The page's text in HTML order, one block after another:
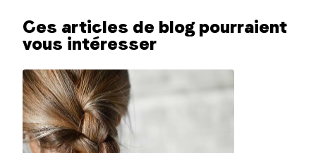
Ces articles de blog pourraient
vous intéresser